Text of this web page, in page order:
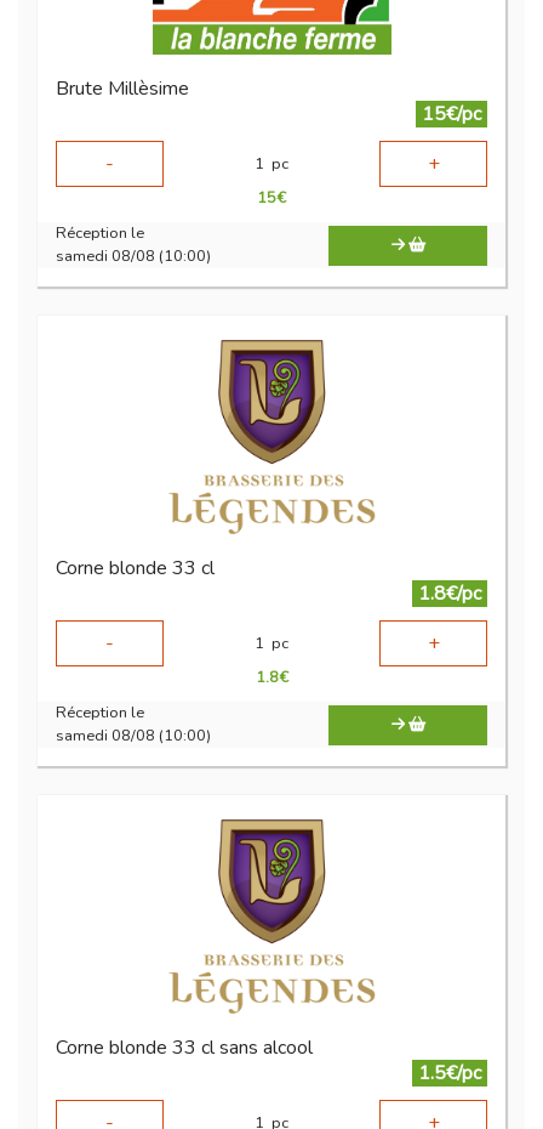
Brute Millèsime
15€/pc
-
1 pc +
15€
Réception le
samedi 08/08 (10:00)
Corne blonde 33 cl
1.8€/pc
-
1 pc +
1.8€
Réception le
samedi 08/08 (10:00)
Corne blonde 33 cl sans alcool
1.5€/pc
-
1 pc +